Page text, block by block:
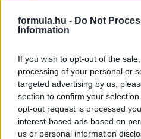
formula.hu - Do Not
Information
If you wish to opt-out of the
processing of your personal or
targeted advertising by us,
section to confirm your
opt-out request is processed
interest-based ads based on
us or personal information
együttműködésünk
futamot, és
akarnák venni Peter
sem hiszem, hogy Peter
2003:A BMW és a
2003-ban is voltak jelei.
beszélt arról, hogy nem